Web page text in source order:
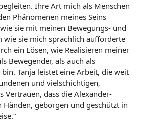
Ihre Art mich als Menschen
Phänomenen meines Seins
sie mit meinen Bewegungs- und
wie sie mich sprachlich aufforderte
ein Lösen, wie Realisieren meiner
Bewegender, als auch als
Tanja leistet eine Arbeit, die weit
und vielschichtigen,
dass die Alexander-
geborgen und geschützt in